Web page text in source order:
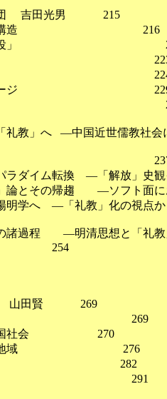
団 吉田光男 215
分構造 216
職役」
人口
地域
ネージ
に
」へ ―中国近世儒教社会に
在
ム転換 ―「解放」史観
の帰趨 ―ソフト面に
明学へ ―「礼
程 ―明清思想と「礼教
山田賢 269
に 269
社会 270
と地域 276
社 282
に 291